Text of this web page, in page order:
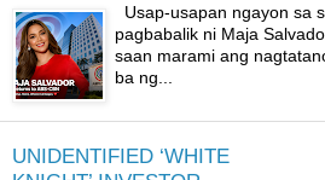
Usap-usapan ngayon sa
pagbabalik ni Maja
saan marami ang
ba ng...
UNIDENTIFIED ‘WHITE